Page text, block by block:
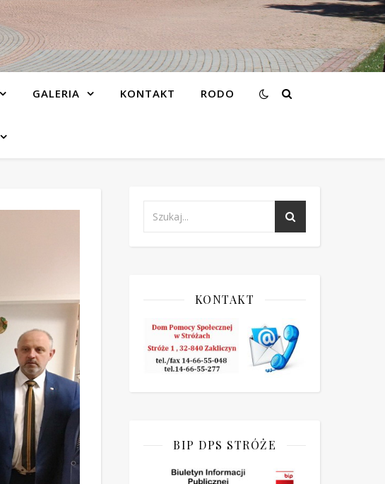
GALERIA KONTAKT RODO
KONTAKT
BIP DPS STRÓŻE